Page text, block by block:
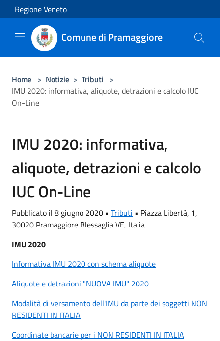
Salta al contenuto principale
Regione Veneto
Comune di Pramaggiore
Home > Notizie > Tributi >
IMU 2020: informativa, aliquote, detrazioni e calcolo IUC
On-Line
IMU 2020: informativa,
aliquote, detrazioni e calcolo
IUC On-Line
Pubblicato il 8 giugno 2020 • Tributi • Piazza Libertà, 1,
30020 Pramaggiore Blessaglia VE, Italia
IMU 2020
Informativa IMU 2020 con schema aliquote
Aliquote e detrazioni "NUOVA IMU" 2020
Modalità di versamento dell'IMU da parte dei soggetti NON
RESIDENTI IN ITALIA
Coordinate bancarie per i NON RESIDENTI IN ITALIA